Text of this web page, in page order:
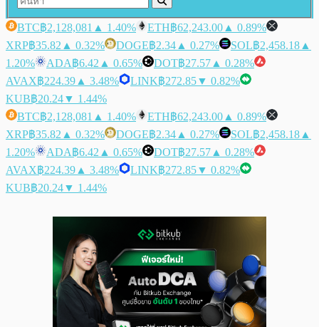
BTC฿2,128,081 ▲ 1.40% ETH฿62,243.00 ▲ 0.89%
XRP฿35.82 ▲ 0.32% DOGE฿2.34 ▲ 0.27% SOL฿2,458.18 ▲
1.20%
ADA฿6.42 ▲ 0.65% DOT฿27.57 ▲ 0.28%
AVAX฿224.39 ▲ 3.48% LINK฿272.85▼ 0.82%
KUB฿20.24▼ 1.44%
BTC฿2,128,081 ▲ 1.40% ETH฿62,243.00 ▲ 0.89%
XRP฿35.82 ▲ 0.32% DOGE฿2.34 ▲ 0.27% SOL฿2,458.18 ▲
1.20%
ADA฿6.42 ▲ 0.65% DOT฿27.57 ▲ 0.28%
AVAX฿224.39 ▲ 3.48% LINK฿272.85▼ 0.82%
KUB฿20.24▼ 1.44%